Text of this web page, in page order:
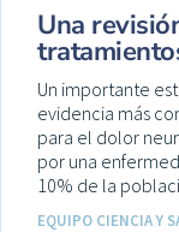
Una
Un importante
evidencia más
para el dolor
por una
10% de la
EQUIPO CIENCIA Y